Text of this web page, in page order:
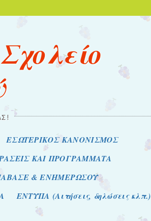
ΕΣΩΤΕΡΙΚΟΣ ΚΑΝΟΝΙΣΜΟΣ
ΚΑΙ ΠΡΟΓΡΑΜΜΑΤΑ
& ΕΝΗΜΕΡΩΣΟΥ
ΕΝΤΥΠΑ (Αιτήσεις, δηλώσεις κλπ.)